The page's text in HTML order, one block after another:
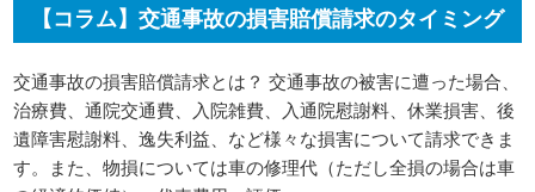
【コラム】交通事故の損害賠償請求のタイミング
交通事故の損害賠償請求とは？ 交通事故の被害に遭った場合、
治療費、通院交通費、入院雑費、入通院慰謝料、休業損害、後
遺障害慰謝料、逸失利益、など様々な損害について請求できま
す。また、物損については車の修理代（ただし全損の場合は車